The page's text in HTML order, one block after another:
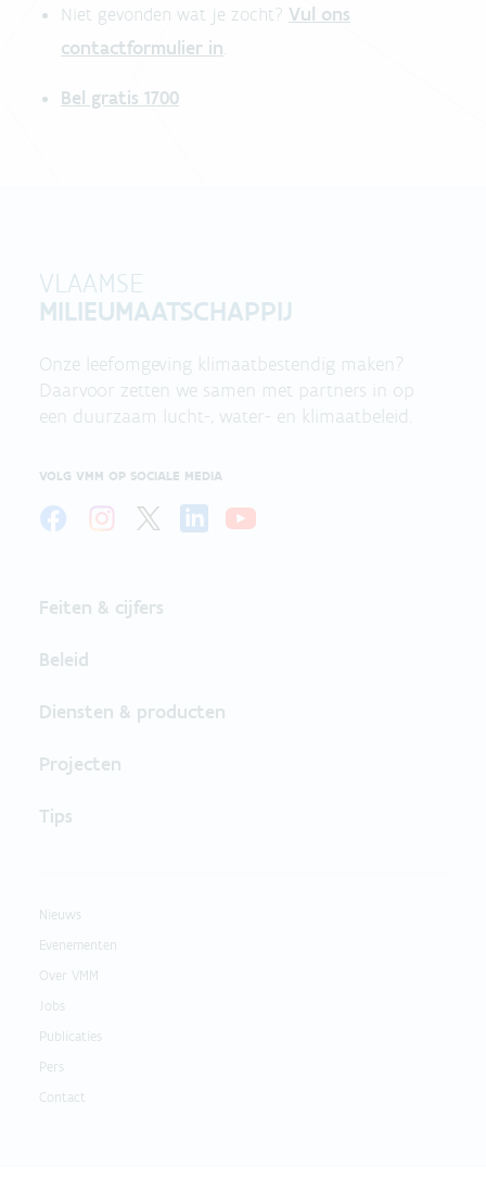
Niet gevonden wat je zocht? Vul ons
contactformulier in.
Bel gratis 1700
VLAAMSE
MILIEUMAATSCHAPPIJ
Onze leefomgeving klimaatbestendig maken?
Daarvoor zetten we samen met partners in op
een duurzaam lucht-, water- en klimaatbeleid.
VOLG VMM OP SOCIALE MEDIA
Feiten & cijfers
Beleid
Diensten & producten
Projecten
Tips
Nieuws
Evenementen
Over VMM
Jobs
Publicaties
Pers
Contact